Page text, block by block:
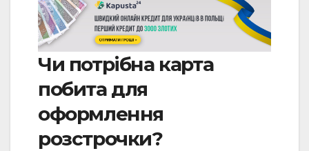
Чи потрібна карта
побита для
оформлення
розстрочки?